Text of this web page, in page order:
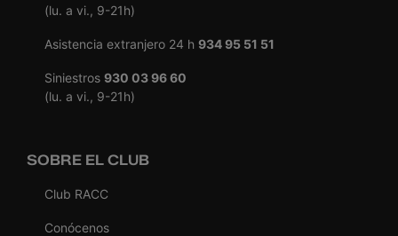
(lu. a vi., 9-21h)
Asistencia extranjero 24 h 934 95 51 51
Siniestros 930 03 96 60
(lu. a vi., 9-21h)
SOBRE EL CLUB
Club RACC
Conócenos